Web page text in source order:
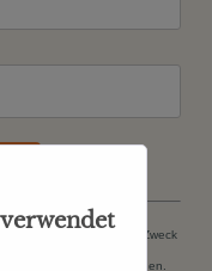
ausschließlich zum Zweck
kostenfrei abmelden.